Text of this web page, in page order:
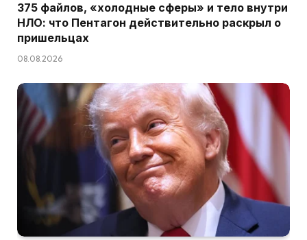
375 файлов, «холодные сферы» и тело внутри
НЛО: что Пентагон действительно раскрыл о
пришельцах
08.08.2026